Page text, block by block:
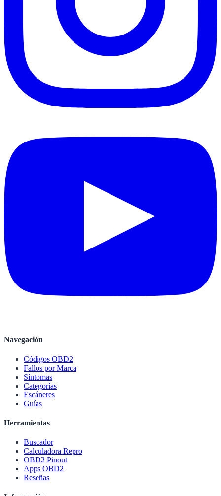
Navegación
Códigos OBD2
Fallos por Marca
Síntomas
Categorías
Escáneres
Guías
Herramientas
Buscador
Calculadora Repro
OBD2 Pinout
Apps OBD2
Reseñas